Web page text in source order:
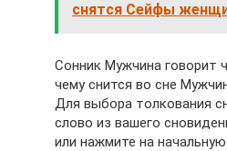
снятся Сейфы
Сонник Мужчина говорит
чему снится во сне
Для выбора толкования
слово из вашего
или нажмите на